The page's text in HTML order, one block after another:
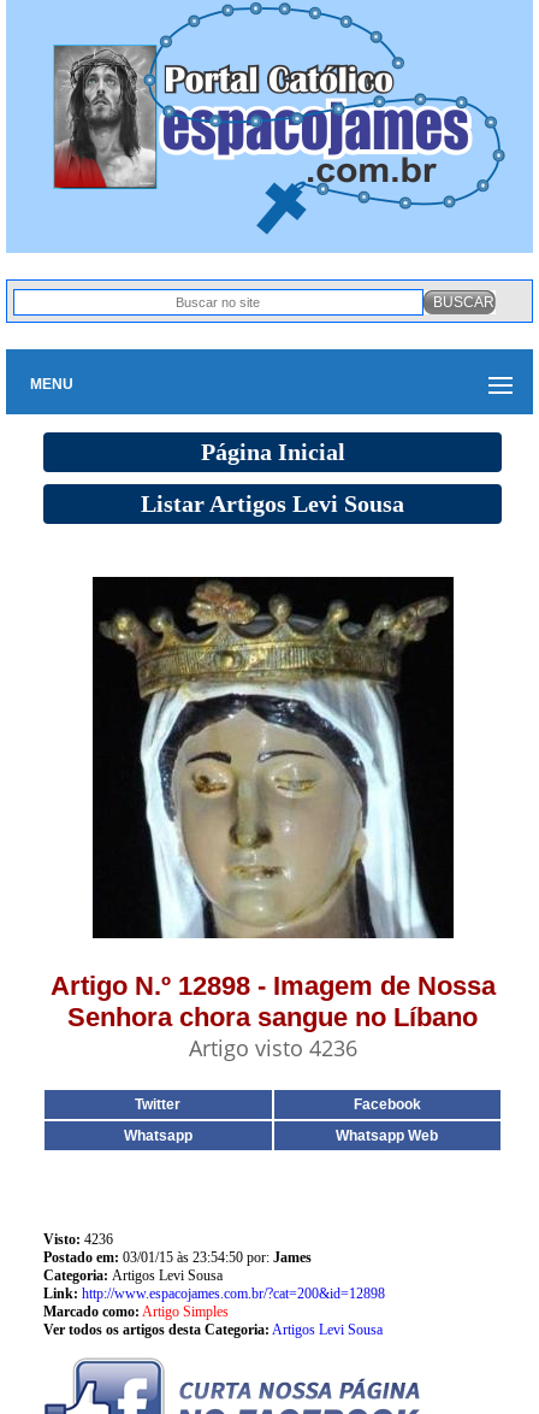
MENU
Página Inicial
Listar Artigos Levi Sousa
Artigo N.º 12898 - Imagem de Nossa
Senhora chora sangue no Líbano
Artigo visto 4236
Twitter
Facebook
Whatsapp
Whatsapp Web
Visto: 4236
Postado em: 03/01/15 às 23:54:50 por: James
Categoria: Artigos Levi Sousa
Link: http://www.espacojames.com.br/?cat=200&id=12898
Marcado como: Artigo Simples
Ver todos os artigos desta Categoria: Artigos Levi Sousa